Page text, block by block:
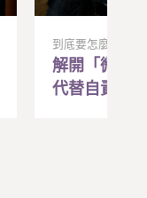
到底要怎麼教小孩
解開「微笑
代替自責，